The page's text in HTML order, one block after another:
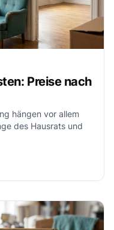
Preise nach
hängen vor allem
des Hausrats und